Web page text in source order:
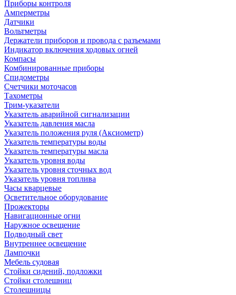
Приборы контроля
Амперметры
Датчики
Вольтметры
Держатели приборов и провода с разъемами
Индикатор включения ходовых огней
Компасы
Комбинированные приборы
Спидометры
Счетчики моточасов
Тахометры
Трим-указатели
Указатель аварийной сигнализации
Указатель давления масла
Указатель положения руля (Аксиометр)
Указатель температуры воды
Указатель температуры масла
Указатель уровня воды
Указатель уровня сточных вод
Указатель уровня топлива
Часы кварцевые
Осветительное оборудование
Прожекторы
Навигационные огни
Наружное освещение
Подводный свет
Внутреннее освещение
Лампочки
Мебель судовая
Стойки сидений, подложки
Стойки столешниц
Столешницы